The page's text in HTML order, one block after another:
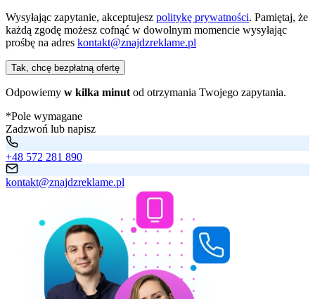
Wysyłając zapytanie, akceptujesz politykę prywatności. Pamiętaj, że
każdą zgodę możesz cofnąć w dowolnym momencie wysyłając
prośbę na adres kontakt@znajdzreklame.pl
Tak, chcę bezpłatną ofertę
Odpowiemy w kilka minut od otrzymania Twojego zapytania.
*Pole wymagane
Zadzwoń lub napisz
+48 572 281 890
kontakt@znajdzreklame.pl